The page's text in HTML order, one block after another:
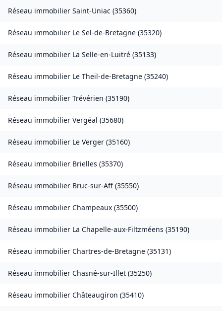
Réseau immobilier Saint-Uniac (35360)
Réseau immobilier Le Sel-de-Bretagne (35320)
Réseau immobilier La Selle-en-Luitré (35133)
Réseau immobilier Le Theil-de-Bretagne (35240)
Réseau immobilier Trévérien (35190)
Réseau immobilier Vergéal (35680)
Réseau immobilier Le Verger (35160)
Réseau immobilier Brielles (35370)
Réseau immobilier Bruc-sur-Aff (35550)
Réseau immobilier Champeaux (35500)
Réseau immobilier La Chapelle-aux-Filtzméens (35190)
Réseau immobilier Chartres-de-Bretagne (35131)
Réseau immobilier Chasné-sur-Illet (35250)
Réseau immobilier Châteaugiron (35410)